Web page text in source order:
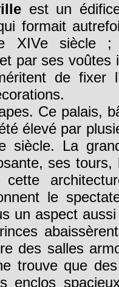
est un
formait
XIVe siècle ;
par ses
de fixer
Ce palais,
élevé par
siècle. La
ses tours,
le
un aspect
des salles
trouve que
enclos